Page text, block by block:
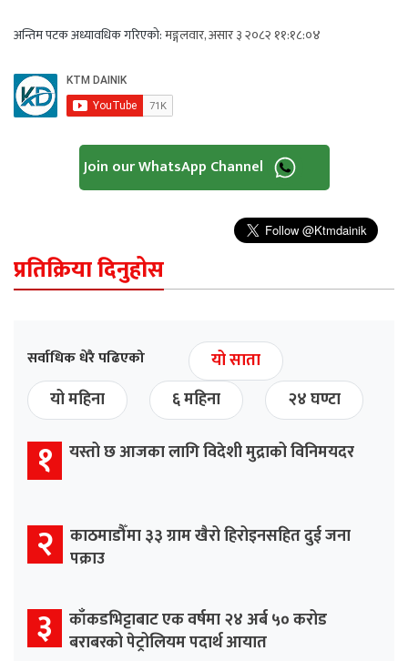
अन्तिम पटक अध्यावधिक गरिएको:मङ्गलवार, असार ३ २०८२ ११:१८:०४
Join our WhatsApp Channel
प्रतिक्रिया दिनुहोस
सर्वाधिक धेरै पढिएको
यो साता
यो महिना
६ महिना २४ घण्टा
१ यस्तो छ आजका लागि विदेशी मुद्राको विनिमयदर
२
काठमाडौँमा ३३ ग्राम खैरो हिरोइनसहित दुई जना
पक्राउ
३
काँकडभिट्टाबाट एक वर्षमा २४ अर्ब ५० करोड
बराबरको पेट्रोलियम पदार्थ आयात